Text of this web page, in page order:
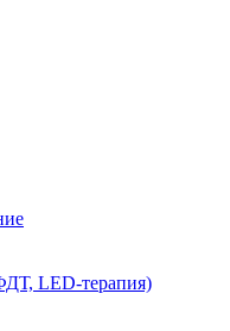
LED-терапия)